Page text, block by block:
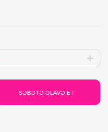
SƏBƏTƏ ƏLAVƏ ET